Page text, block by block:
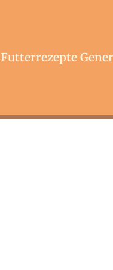
Futterrezepte